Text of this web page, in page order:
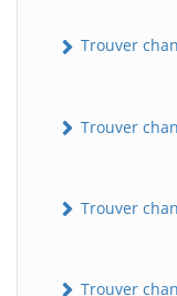
Trouver
Trouver
Trouver
Trouver